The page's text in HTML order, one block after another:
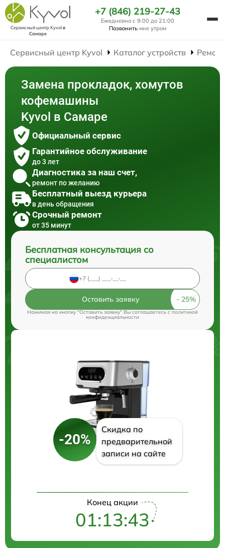
Сервисный центр Kyvolв
Самаре
+7 (846) 219-27-43
Ежедневно с 9:00 до 21:00
Позвонить мне утром
Сервисный центр Kyvol Каталог устройств
Замена прокладок, хомутов
кофемашины
Kyvol в Самаре
Официальный сервис
Гарантийное обслуживание
до 3 лет
Диагностика за наш счет,
ремонт по желанию
Бесплатный выезд курьера
в день обращения
Срочный ремонт
от 35 минут
Бесплатная консультация со
специалистом
Оставить заявку
Нажимая на кнопку "Оставить заявку" Вы соглашаетесь cполитикой
конфиденциальности
-20%
Скидка по
предварительной
записи на сайте
Конец акции
01:13:42